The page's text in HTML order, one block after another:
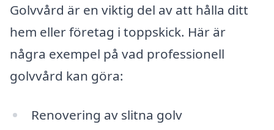
Golvvård är en viktig del av att hålla ditt
hem eller företag i toppskick. Här är
några exempel på vad professionell
golvvård kan göra:
Renovering av slitna golv